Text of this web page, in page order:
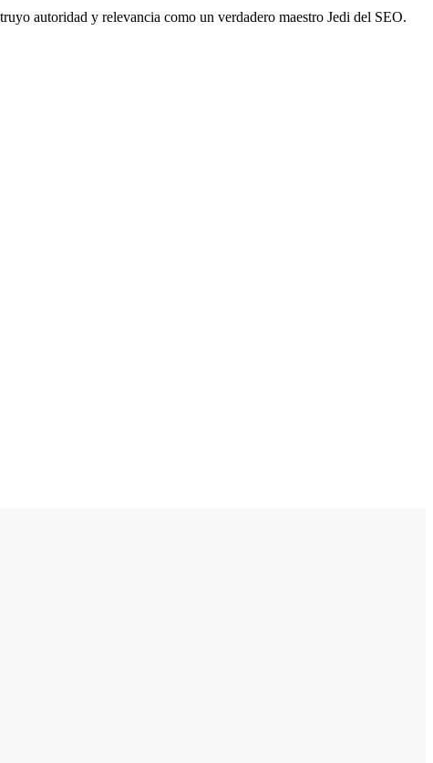
autoridad y relevancia como un verdadero maestro Jedi del SEO.